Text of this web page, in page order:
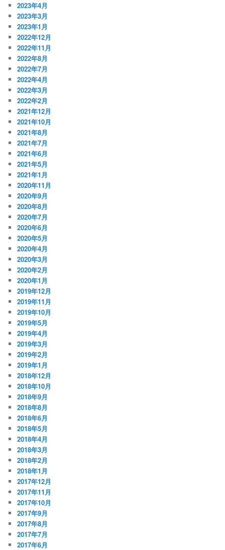
2023年4月
2023年3月
2023年1月
2022年12月
2022年11月
2022年8月
2022年7月
2022年4月
2022年3月
2022年2月
2021年12月
2021年10月
2021年8月
2021年7月
2021年6月
2021年5月
2021年1月
2020年11月
2020年9月
2020年8月
2020年7月
2020年6月
2020年5月
2020年4月
2020年3月
2020年2月
2020年1月
2019年12月
2019年11月
2019年10月
2019年5月
2019年4月
2019年3月
2019年2月
2019年1月
2018年12月
2018年10月
2018年9月
2018年8月
2018年6月
2018年5月
2018年4月
2018年3月
2018年2月
2018年1月
2017年12月
2017年11月
2017年10月
2017年9月
2017年8月
2017年7月
2017年6月